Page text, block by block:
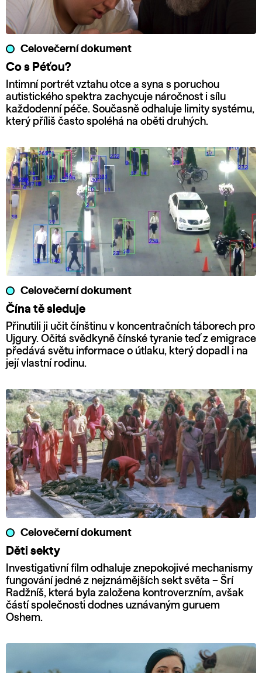
Celovečerní dokument
Co s Péťou?
Intimní portrét vztahu otce a syna s poruchou
autistického spektra zachycuje náročnost i sílu
každodenní péče. Současně odhaluje limity systému,
který příliš často spoléhá na oběti druhých.
Celovečerní dokument
Čína tě sleduje
Přinutili ji učit čínštinu v koncentračních táborech pro
Ujgury. Očitá svědkyně čínské tyranie teď z emigrace
předává světu informace o útlaku, který dopadl i na
její vlastní rodinu.
Celovečerní dokument
Děti sekty
Investigativní film odhaluje znepokojivé mechanismy
fungování jedné z nejznámějších sekt světa – Šrí
Radžníš, která byla založena kontroverzním, avšak
částí společnosti dodnes uznávaným guruem
Oshem.